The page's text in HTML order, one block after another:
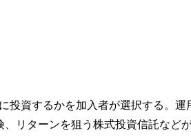
投資するかを加入者が選択する。
リターンを狙う株式投資信託など